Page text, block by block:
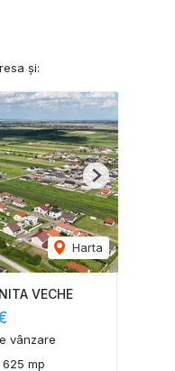
și:
Harta
Next
VECHE
vânzare
625 mp